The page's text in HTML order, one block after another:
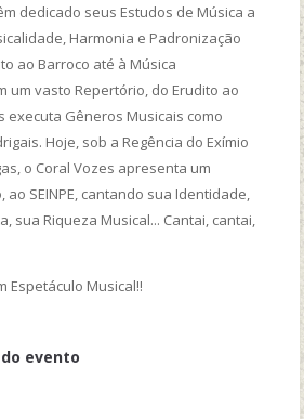
dedicado seus Estudos de Música a
Harmonia e Padronização
ao Barroco até à Música
um vasto Repertório, do Erudito ao
executa Gêneros Musicais como
Hoje, sob a Regência do Exímio
o Coral Vozes apresenta um
ao SEINPE, cantando sua Identidade,
sua Riqueza Musical... Cantai, cantai,
Espetáculo Musical!!
evento